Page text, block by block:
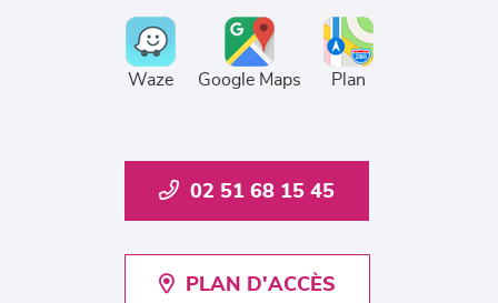
Waze Google Maps Plan
02 51 68 15 45
PLAN D'ACCÈS